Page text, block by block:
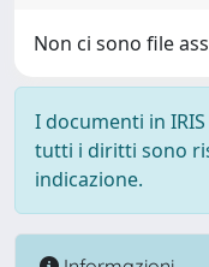
Non ci sono file
I documenti in
tutti i diritti sono
indicazione.